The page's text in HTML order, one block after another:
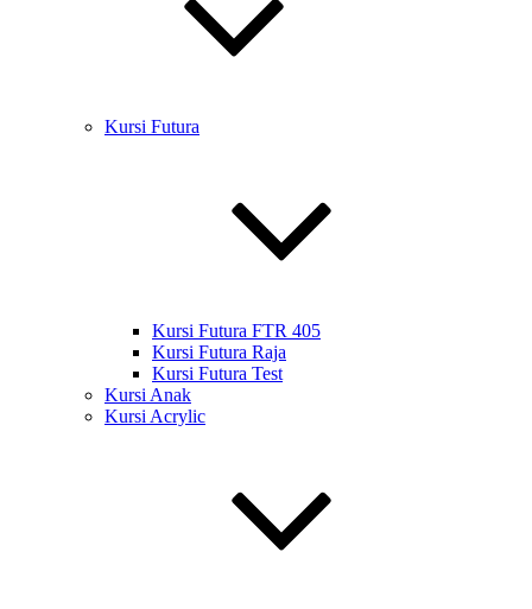
Kursi Futura
Kursi Futura FTR 405
Kursi Futura Raja
Kursi Futura Test
Kursi Anak
Kursi Acrylic